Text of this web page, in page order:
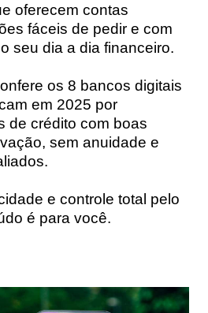
oferecem contas
fáceis de pedir e com
seu dia a dia financeiro.
os 8 bancos digitais
em 2025 por
de crédito com boas
sem anuidade e
.
e controle total pelo
é para você.